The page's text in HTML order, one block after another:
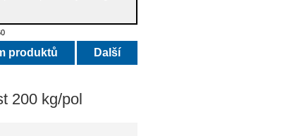
produktů Další
200 kg/pol